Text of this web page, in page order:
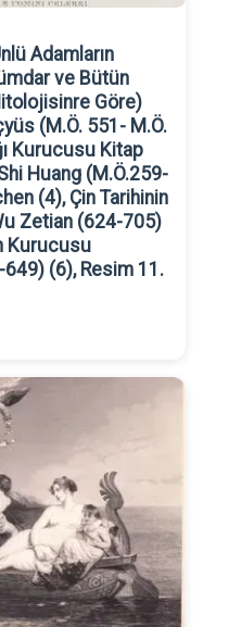
Adamların
ve Bütün
Göre)
(M.Ö. 551- M.Ö.
Kurucusu Kitap
Huang (M.Ö.259-
(4), Çin Tarihinin
Zetian (624-705)
Kurucusu
(6), Resim 11.